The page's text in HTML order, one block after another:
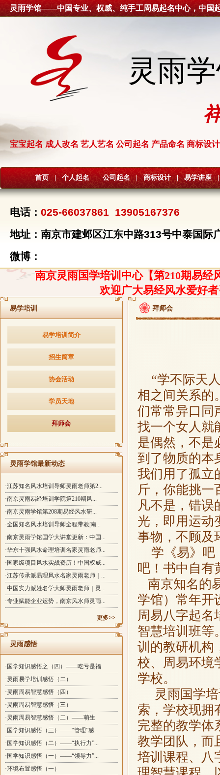
灵雨学馆——中国专业、权威、纯手工周易起名中心，中国
灵雨
宝宝起名 成人改名 艺人艺名 公司起名 产品命名 商标设计
首页 | 个人起名 | 公司起名 | 商标设计 | 易学讲座 |
电话： 025-66037861 13905167376
地址：南京市建邺区江东中路313号中泰国际
微博：
南京灵雨国学培训中心【第210期易经
欢迎广大易经风水爱好
易学培训
易学培训简介
招生简章
协会活动
学员天地
拜师会
灵雨学馆最新动态
·江苏知名风水培训导师灵雨老师第2...
·南京灵雨易经培训学院第210期风...
·南京灵雨学馆第208期易经风水研...
·全国知名风水培训导师全程带教|南...
·南京灵雨学馆国学大讲堂更新：中国...
·华东十强风水命理培训名家灵雨老师...
·国家级项目风水实战资历！中国权威...
·江苏传承派易理风水名家灵雨老师｜...
·中国实力派姓名学大师灵雨老师｜灵...
·专业赋能企业运势，南京风水师灵雨...
更多>>
灵雨感悟
·国学知识感悟之（四）——吃亏是福
·灵雨易学培训感悟（二）
·灵雨周易智慧感悟（四）
·灵雨周易智慧感悟（三）
·灵雨周易智慧感悟（二）——萌生
·国学知识感悟（三）——“管理”感...
·国学知识感悟（二）——“执行力”...
·国学知识感悟（一）——“领导力”...
·环境布置感悟（一）
拜师会
“学不际天
相之间关系的
们常常异口同
找一个女人就
是偶然，不是
到了物质的本
我们用了孤立
斤，你能挑一
凡不是，错误
光，即用运动
事物，不顾及
学《易》吧
吧！书中自有
南京知名的
学馆） 常年开
周易八字起名
智慧培训班等
训的教研机构
校、周易环境
学校。
灵雨国学
索，学校现拥
完整的教学体
教学团队，而
培训课程、八